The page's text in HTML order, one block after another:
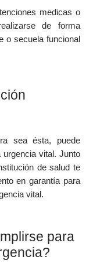
medicas o
de forma
o secuela funcional
sea ésta, puede
urgencia vital. Junto
de salud te
en garantía para
vital.
para